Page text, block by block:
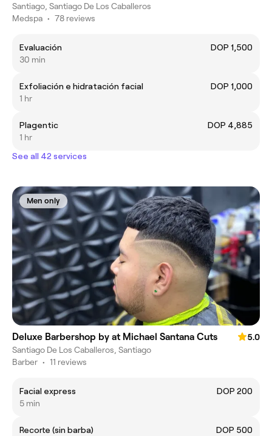
Santiago, Santiago De Los Caballeros
Medspa • 78 reviews
Evaluación
DOP 1,500
30 min
Exfoliación e hidratación facial
DOP 1,000
1 hr
Plagentic
DOP 4,885
1 hr
See all 42 services
Men only
Deluxe Barbershop by at Michael Santana Cuts
5.0
Santiago De Los Caballeros, Santiago
Barber • 11 reviews
Facial express
DOP 200
5 min
Recorte (sin barba)
DOP 500